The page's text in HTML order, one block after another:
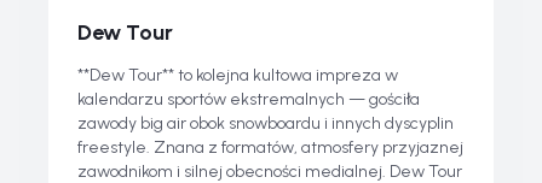
Dew Tour
**Dew Tour** to kolejna kultowa impreza w
kalendarzu sportów ekstremalnych — gościła
zawody big air obok snowboardu i innych dyscyplin
freestyle. Znana z formatów, atmosfery przyjaznej
zawodnikom i silnej obecności medialnej. Dew Tour